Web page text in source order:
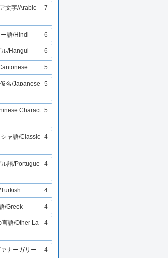
文字/Arabic
7
語/Hindi 6
/Hangul 6
5
名/Japanese
5
Charact 5
ャ語/Classic
4
語/Portugue
4
4
/Greek 4
言語/Other La
4
ナーガリー
4